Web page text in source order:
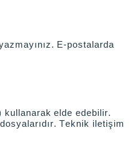
E-postalarda
kullanarak elde edebilir.
Teknik iletişim